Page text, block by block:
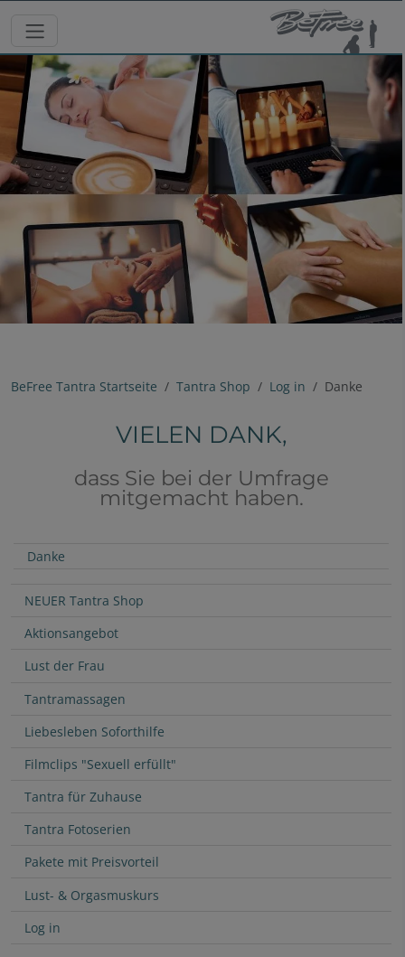
BeFree Tantra Startseite Tantra Shop Log in Danke
VIELEN DANK,
dass Sie bei der Umfrage
mitgemacht haben.
Danke
NEUER Tantra Shop
Aktionsangebot
Lust der Frau
Tantramassagen
Liebesleben Soforthilfe
Filmclips "Sexuell erfüllt"
Tantra für Zuhause
Tantra Fotoserien
Pakete mit Preisvorteil
Lust- & Orgasmuskurs
Log in